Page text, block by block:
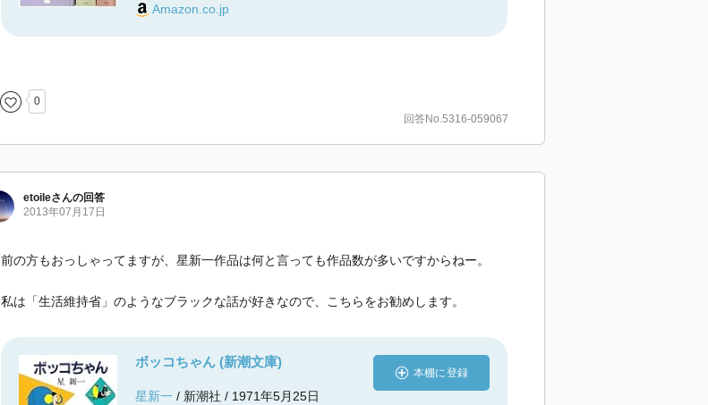
Amazon.co.jp
0
回答No.5316-059067
etoileさんの回答
2013年07月17日
前の方もおっしゃってますが、星新一作品は何と言っても作品数が多いですからねー。
私は「生活維持省」のようなブラックな話が好きなので、こちらをお勧めします。
ボッコちゃん (新潮文庫)
星新一 / 新潮社 / 1971年5月25日
本棚に登録